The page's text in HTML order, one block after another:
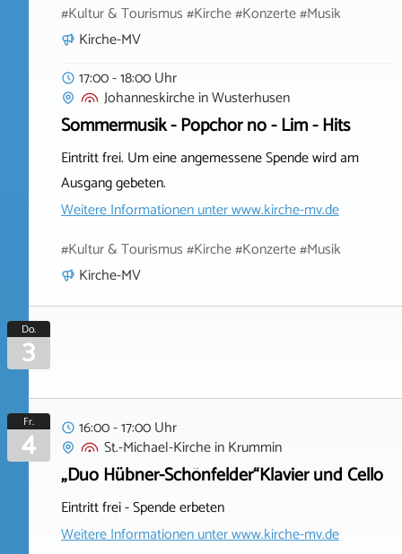
#Kultur & Tourismus #Kirche #Konzerte #Musik
Kirche-MV
17:00 - 18:00 Uhr
JohanneskircheinWusterhusen
Sommermusik - Popchor no - Lim - Hits
Eintritt frei. Um eine angemessene Spende wird am
Ausgang gebeten.
Weitere Informationen unterwww.kirche-mv.de
#Kultur & Tourismus #Kirche #Konzerte #Musik
Kirche-MV
Do.
3
Fr.
4
16:00 - 17:00 Uhr
St.-Michael-KircheinKrummin
„Duo Hübner-Schönfelder“Klavier und Cello
Eintritt frei - Spende erbeten
Weitere Informationen unterwww.kirche-mv.de